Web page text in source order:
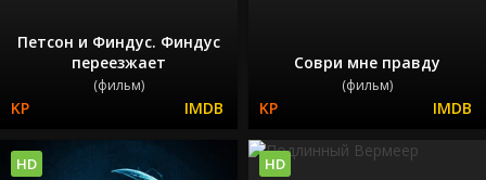
Петсон и Финдус. Финдус
переезжает
(фильм)
Соври мне правду
(фильм)
HD HD